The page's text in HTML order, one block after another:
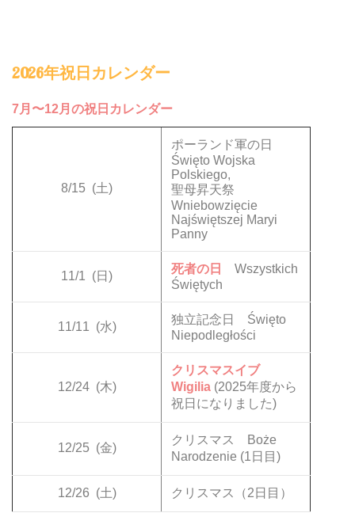
2026年祝日カレンダー
7月〜12月の祝日カレンダー
8/15 (土)
ポーランド軍の日
Święto Wojska
Polskiego,
聖母昇天祭
Wniebowzięcie
Najświętszej Maryi
Panny
11/1 (日)
死者の日
Wszystkich
Świętych
11/11 (水)
独立記念日 Święto
Niepodległości
12/24 (木)
クリスマスイブ
Wigilia (2025年度から
祝日になりました)
12/25 (金)
クリスマス Boże
Narodzenie (1日目)
12/26 (土) クリスマス（2日目）